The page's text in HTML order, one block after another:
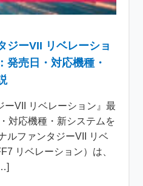
ジーVII リベレーショ
発売日・対応機種・
ーVII リベレーション』最
対応機種・新システムを
ルファンタジーVII リベ
リベレーション）は、